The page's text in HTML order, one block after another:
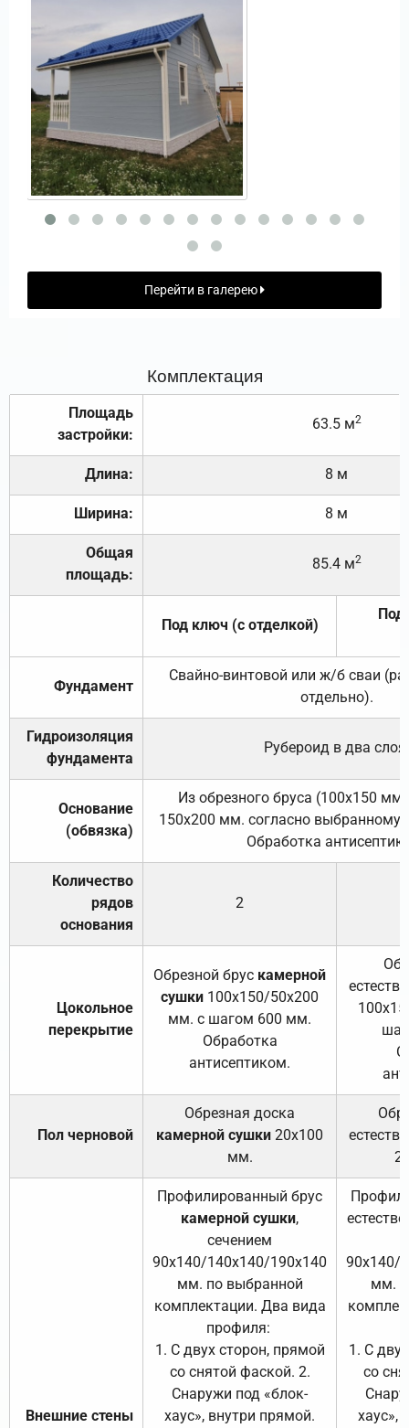
Перейти в галерею
Комплектация
Площадь
застройки:
63.5 м2
Длина: 8 м
Ширина: 8 м
Общая
площадь:
85.4 м2
Под ключ (с отделкой)
Под
Фундамент
Свайно-винтовой или ж/б сваи
отдельно).
Гидроизоляция
фундамента
Рубероид в два слоя.
Основание
(обвязка)
Из обрезного бруса (100х150
150х200 мм. согласно выбранному
Обработка
Количество
рядов
основания
2
Цокольное
перекрытие
Обрезной брус камерной
сушки 100х150/50х200
мм. с шагом 600 мм.
Обработка
антисептиком.
Пол черновой
Обрезная доска
камерной сушки 20х100
мм.
Внешние стены
Профилированный брус
камерной сушки,
сечением
90х140/140х140/190х140
мм. по выбранной
комплектации. Два вида
профиля:
1. С двух сторон, прямой
со снятой фаской. 2.
Снаружи под «блок-
хаус», внутри прямой.
90х140/
мм.
1. С
со
хаус»,